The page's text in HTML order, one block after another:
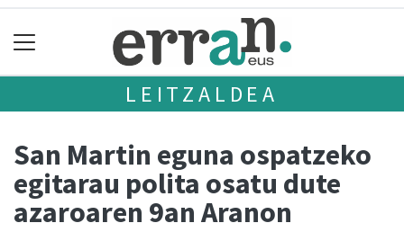
LEITZALDEA
San Martin eguna ospatzeko
egitarau polita osatu dute
azaroaren 9an Aranon